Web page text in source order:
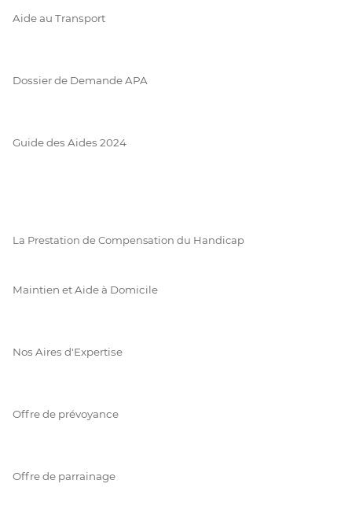
Aide au Transport
Dossier de Demande APA
Guide des Aides 2024
La Prestation de Compensation du Handicap
Maintien et Aide à Domicile
Nos Aires d'Expertise
Offre de prévoyance
Offre de parrainage